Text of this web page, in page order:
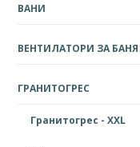
ВАНИ
ВЕНТИЛАТОРИ ЗА БАНЯ
ГРАНИТОГРЕС
Гранитогрес - XXL